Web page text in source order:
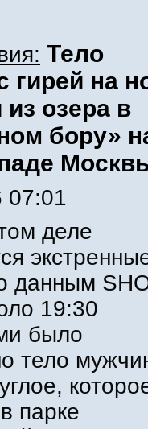
Тело
гирей на
озера в
бору»
07:01
деле
данным
19:30
было
тело
парке